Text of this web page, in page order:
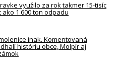
využilo za rok takmer 15-tisíc
1 600 ton odpadu
inak. Komentovaná
históriu obce, Molpír aj